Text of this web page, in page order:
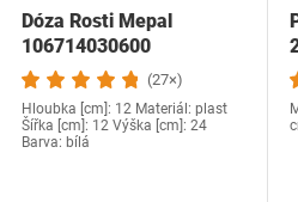
Dóza Rosti Mepal
106714030600
(27×)
Hloubka [cm]: 12 Materiál: plast
Šířka [cm]: 12 Výška [cm]: 24
Barva: bílá